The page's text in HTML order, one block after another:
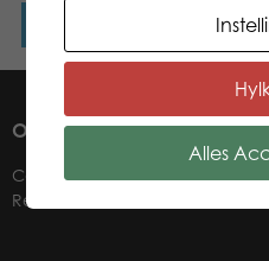
OVER ONS
Contact
Retailers
Alles